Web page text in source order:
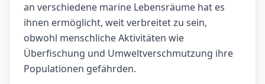
an verschiedene marine Lebensräume hat es
ihnen ermöglicht, weit verbreitet zu sein,
obwohl menschliche Aktivitäten wie
Überfischung und Umweltverschmutzung ihre
Populationen gefährden.